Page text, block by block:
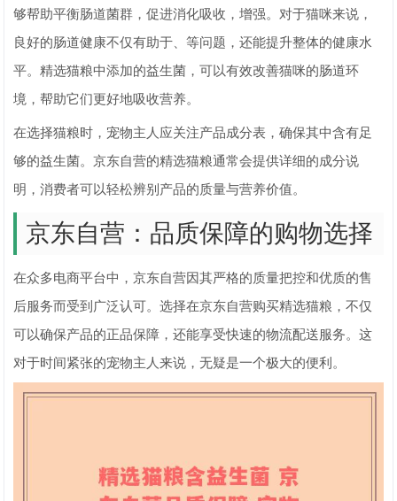
够帮助平衡肠道菌群，促进消化吸收，增强。对于猫咪来说，
良好的肠道健康不仅有助于、等问题，还能提升整体的健康水
平。精选猫粮中添加的益生菌，可以有效改善猫咪的肠道环
境，帮助它们更好地吸收营养。
在选择猫粮时，宠物主人应关注产品成分表，确保其中含有足
够的益生菌。京东自营的精选猫粮通常会提供详细的成分说
明，消费者可以轻松辨别产品的质量与营养价值。
京东自营：品质保障的购物选择
在众多电商平台中，京东自营因其严格的质量把控和优质的售
后服务而受到广泛认可。选择在京东自营购买精选猫粮，不仅
可以确保产品的正品保障，还能享受快速的物流配送服务。这
对于时间紧张的宠物主人来说，无疑是一个极大的便利。